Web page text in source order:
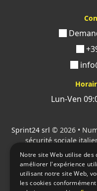
Lun-Ven
Sprint24 srl © 2026 •
sécurité sociale
Tous les logos cités
Notre site Web utilise des
améliorer l'expérience
utilisant notre site Web,
les cookies